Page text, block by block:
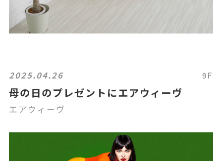
2025.04.26 9F
母の日のプレゼントにエアウィーヴ
エアウィーヴ